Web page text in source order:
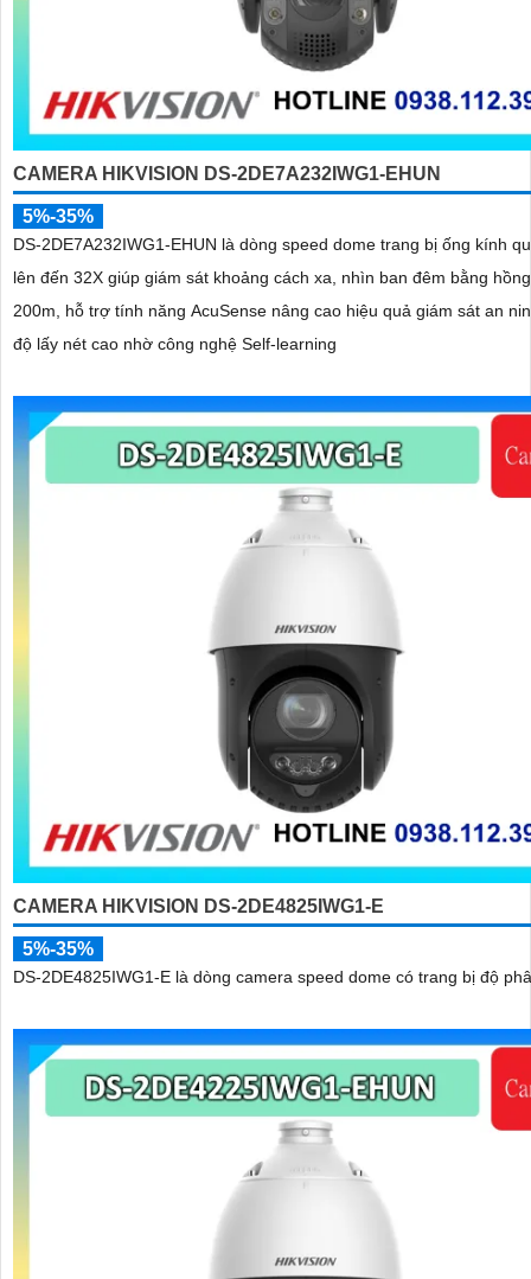
CAMERA HIKVISION DS-2DE7A232IWG1-EHUN
5%-35%
DS-2DE7A232IWG1-EHUN là dòng speed dome trang bị ống kính
lên đến 32X giúp giám sát khoảng cách xa, nhìn ban đêm bằng
200m, hỗ trợ tính năng AcuSense nâng cao hiệu quả giám sát an
độ lấy nét cao nhờ công nghệ Self-learning
CAMERA HIKVISION DS-2DE4825IWG1-E
5%-35%
DS-2DE4825IWG1-E là dòng camera speed dome có trang bị độ